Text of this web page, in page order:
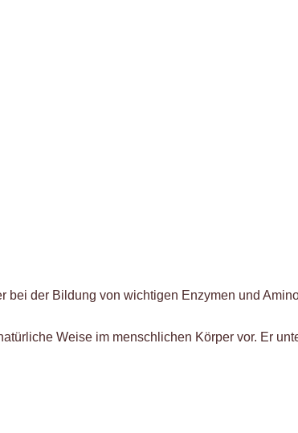
bei der Bildung von wichtigen Enzymen und
Weise im menschlichen Körper vor. Er